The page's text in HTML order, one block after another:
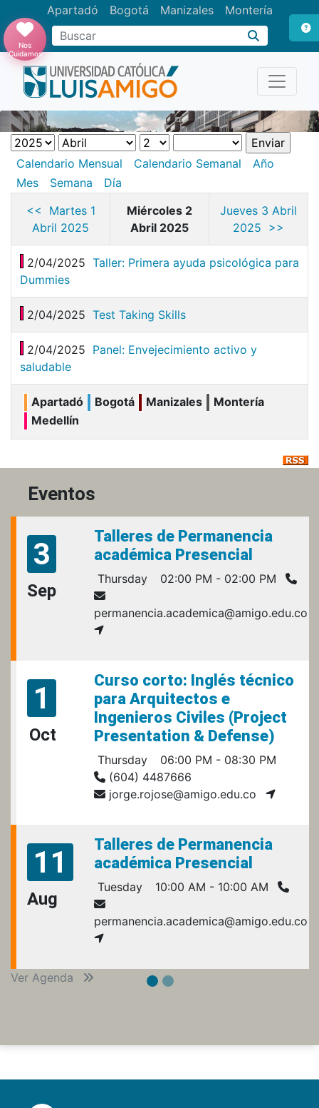
Apartadó Bogotá Manizales Montería
Buscar
Nos
Cuidamos
Calendario Mensual Calendario Semanal
Año
Mes
Semana
Día
<< Martes 1
Abril 2025
Miércoles 2
Abril 2025
Jueves 3 Abril
2025 >>
2/04/2025 Taller: Primera ayuda psicológica para
Dummies
2/04/2025 Test Taking Skills
2/04/2025 Panel: Envejecimiento activo y
saludable
Apartadó Bogotá Manizales
Montería
Medellín
Eventos
3
Sep
Talleres de Permanencia
académica Presencial
Thursday 02:00 PM - 02:00 PM
permanencia.academica@amigo.edu.co
1
Oct
Curso corto: Inglés técnico
para Arquitectos e
Ingenieros Civiles (Project
Presentation & Defense)
Thursday
06:00 PM - 08:30 PM
(604) 4487666
jorge.rojose@amigo.edu.co
11
Aug
Talleres de Permanencia
académica Presencial
Tuesday 10:00 AM - 10:00 AM
permanencia.academica@amigo.edu.co
Ver Agenda